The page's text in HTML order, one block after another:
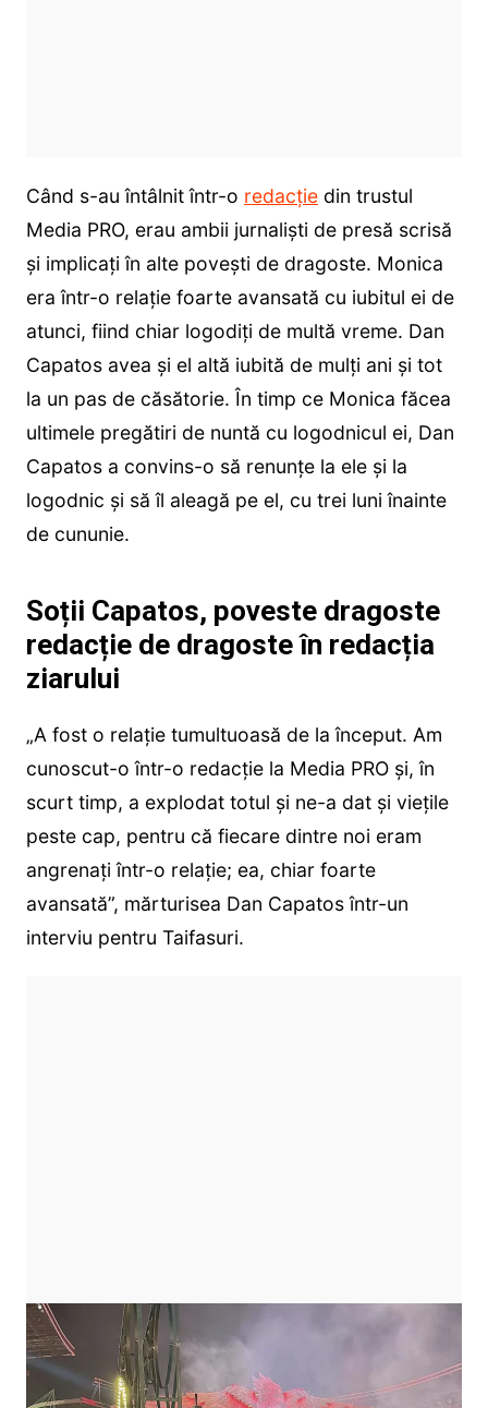
Când s-au întâlnit într-o redacțiedin trustul
Media PRO, erau ambii jurnaliști de presă scrisă
și implicați în alte povești de dragoste. Monica
era într-o relație foarte avansată cu iubitul ei de
atunci, fiind chiar logodiți de multă vreme. Dan
Capatos avea și el altă iubită de mulți ani și tot
la un pas de căsătorie. În timp ce Monica făcea
ultimele pregătiri de nuntă cu logodnicul ei, Dan
Capatos a convins-o să renunțe la ele și la
logodnic și să îl aleagă pe el, cu trei luni înainte
de cununie.
Soții Capatos, poveste dragoste
redacție de dragoste în redacția
ziarului
„A fost o relație tumultuoasă de la început. Am
cunoscut-o într-o redacție la Media PRO şi, în
scurt timp, a explodat totul şi ne-a dat şi vieţile
peste cap, pentru că fiecare dintre noi eram
angrenați într-o relație; ea, chiar foarte
avansată”, mărturisea Dan Capatos într-un
interviu pentru Taifasuri.